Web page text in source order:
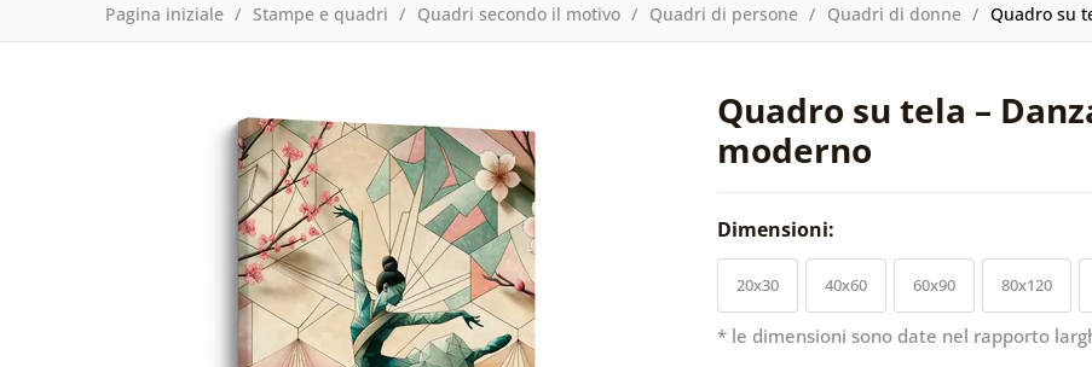
Pagina iniziale Stampe e quadri Quadri secondo il motivo Quadri di persone Quadri di donne Quadro su
Quadro su tela –
moderno
Dimensioni:
20x30 40x60 60x90 80x120
* le dimensioni sono date nel rapporto